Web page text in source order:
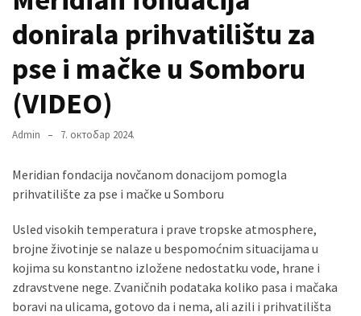
USED
CATEGORIES
Вести
Вршац
(872)
ГРАДОВИ
(810)
Пландиште
(139)
donirala prihvatilištu za
pse i mačke u Somboru
(VIDEO)
Admin 7. октобар 2024.
Meridian fondacija novčanom donacijom pomogla
prihvatilište za pse i mačke u Somboru
Usled visokih temperatura i prave tropske atmosphere,
brojne životinje se nalaze u bespomoćnim situacijama u
kojima su konstantno izložene nedostatku vode, hrane i
zdravstvene nege. Zvaničnih podataka koliko pasa i mačaka
boravi na ulicama, gotovo da i nema, ali azili i prihvatilišta